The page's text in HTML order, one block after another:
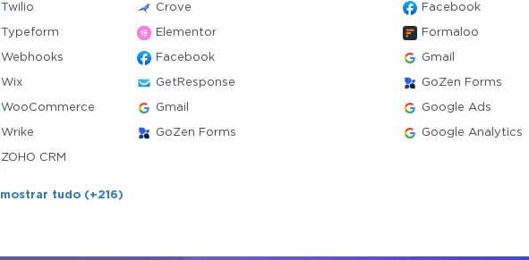
Twilio Crove
Typeform Elementor
Webhooks Facebook
Wix GetResponse
WooCommerce Gmail
Wrike GoZen Forms
ZOHO CRM
mostrar tudo (+216)
Facebook
Formaloo
Gmail
GoZen Forms
Google Ads
Google Analytics